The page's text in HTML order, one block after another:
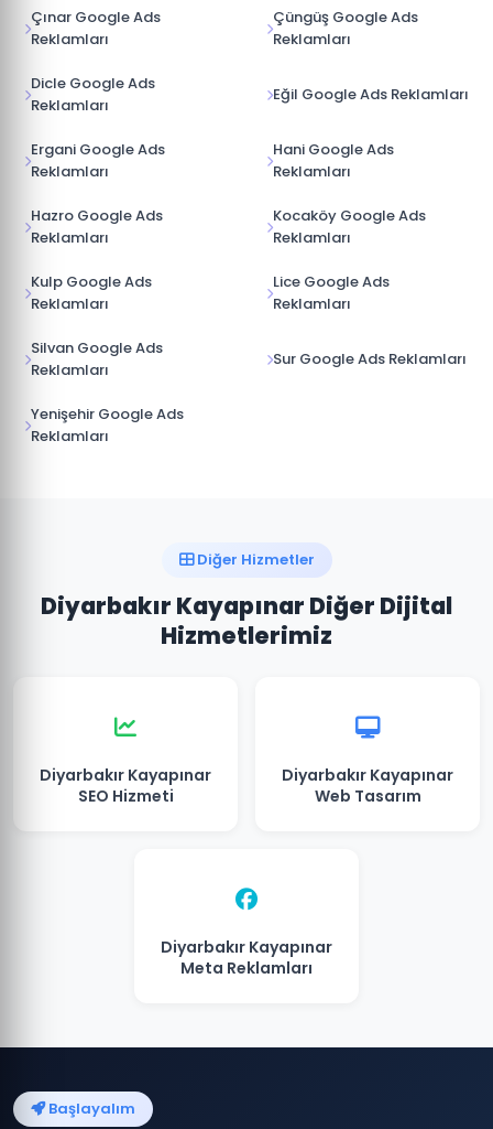
Çınar Google Ads
Reklamları
Çüngüş Google Ads
Reklamları
Dicle Google Ads
Reklamları
Eğil Google Ads Reklamları
Ergani Google Ads
Reklamları
Hani Google Ads
Reklamları
Hazro Google Ads
Reklamları
Kocaköy Google Ads
Reklamları
Kulp Google Ads
Reklamları
Lice Google Ads
Reklamları
Silvan Google Ads
Reklamları
Sur Google Ads Reklamları
Yenişehir Google Ads
Reklamları
Diğer Hizmetler
Diyarbakır Kayapınar Diğer Dijital
Hizmetlerimiz
Diyarbakır Kayapınar
SEO Hizmeti
Diyarbakır Kayapınar
Web Tasarım
Diyarbakır Kayapınar
Meta Reklamları
Başlayalım